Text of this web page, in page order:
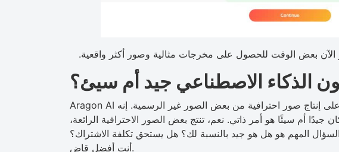
الآن بعض الوقت للحصول على مخرجات مثالية وصور أكثر واقعية.
الذكاء الاصطناعي جيد أم سيئ؟
Aragon AI هي أداة لالتقاط صور الرأس، وهي تعمل على إنتاج صور احترافية من بعض الصور غير الرسمية. إنه
أم سيئًا هو أمر ذاتي. نعم، تنتج بعض الصور الاحترافية الرائعة،
المهم هو هل هو جيد بالنسبة لك؟ هل يستحق تكلفة الاشتراك؟
أنت أفضل قاض.